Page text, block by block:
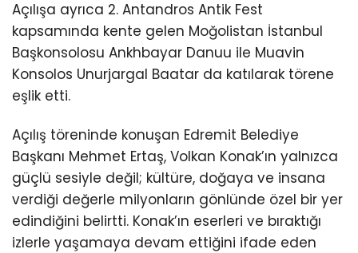
Açılışa ayrıca 2. Antandros Antik Fest
kapsamında kente gelen Moğolistan İstanbul
Başkonsolosu Ankhbayar Danuu ile Muavin
Konsolos Unurjargal Baatar da katılarak törene
eşlik etti.
Açılış töreninde konuşan Edremit Belediye
Başkanı Mehmet Ertaş, Volkan Konak’ın yalnızca
güçlü sesiyle değil; kültüre, doğaya ve insana
verdiği değerle milyonların gönlünde özel bir yer
edindiğini belirtti. Konak’ın eserleri ve bıraktığı
izlerle yaşamaya devam ettiğini ifade eden